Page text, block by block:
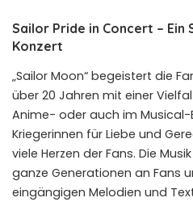
Sailor Pride in Concert – Ein
Konzert
„Sailor Moon“ begeistert die
über 20 Jahren mit einer
Anime- oder auch im Musical-
Kriegerinnen für Liebe und
viele Herzen der Fans. Die
ganze Generationen an Fans
eingängigen Melodien und